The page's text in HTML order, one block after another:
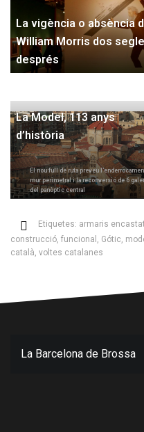
La vigència o absència
William Morris dos
després
La Model, 113 anys
d’història
El nou full de ruta preveu
mur perimetral i la reconversió de 6
del panòptic central
Etiquetes: armaris
construcció, funcional , Gótic,
català, voltes catalanes
Navegació
La Barcelona de Brossa